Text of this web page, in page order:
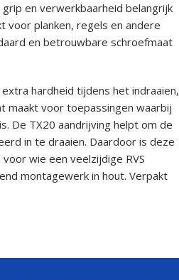
en verwerkbaarheid belangrijk
voor planken, regels en andere
en betrouwbare schroefmaat
hardheid tijdens het indraaien,
maakt voor toepassingen waarbij
De TX20 aandrijving helpt om de
in te draaien. Daardoor is deze
wie een veelzijdige RVS
montagewerk in hout. Verpakt